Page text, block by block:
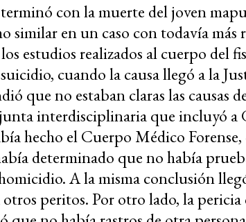
con la muerte del joven
similar en un caso con todavía
estudios realizados al cuerpo del
cuando la causa llegó a la
que no estaban claras las causas
interdisciplinaria que incluyó a
hecho el Cuerpo Médico
determinado que no había
A la misma conclusión
peritos. Por otro lado, la